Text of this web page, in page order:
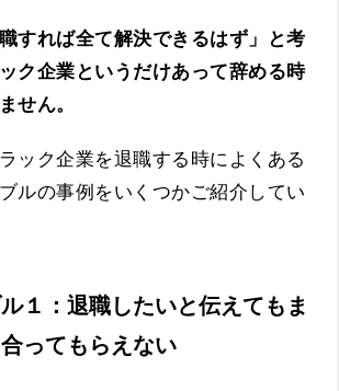
すれば全て解決できるはず」と考
ク企業というだけあって辞める時
せん。
ック企業を退職する時によくある
ルの事例をいくつかご紹介してい
１：退職したいと伝えてもま
ってもらえない